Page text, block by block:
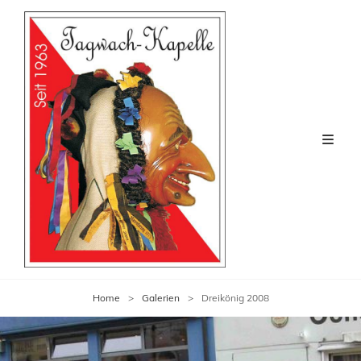
Home > Galerien > Dreikönig 2008